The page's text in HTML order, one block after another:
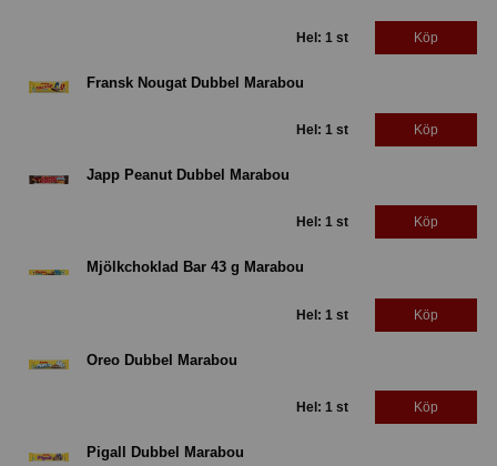
Hel: 1 st Köp
Fransk Nougat Dubbel Marabou
Hel: 1 st Köp
Japp Peanut Dubbel Marabou
Hel: 1 st Köp
Mjölkchoklad Bar 43 g Marabou
Hel: 1 st Köp
Oreo Dubbel Marabou
Hel: 1 st Köp
Pigall Dubbel Marabou